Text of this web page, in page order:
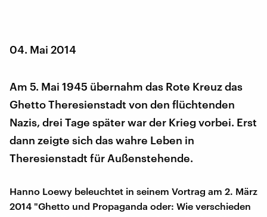
04. Mai 2014
Am 5. Mai 1945 übernahm das Rote Kreuz das
Ghetto Theresienstadt von den flüchtenden
Nazis, drei Tage später war der Krieg vorbei. Erst
dann zeigte sich das wahre Leben in
Theresienstadt für Außenstehende.
Hanno Loewy beleuchtet in seinem Vortrag am 2. März
2014 "Ghetto und Propaganda oder: Wie verschieden